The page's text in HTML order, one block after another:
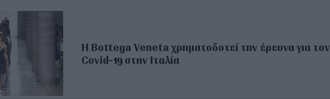
H Bottega Veneta χρηματοδοτεί την έρευνα για τον
Covid-19 στην Ιταλία